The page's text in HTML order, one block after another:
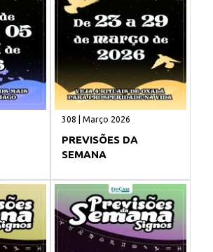
308 | Março 2026
PREVISÕES DA
SEMANA